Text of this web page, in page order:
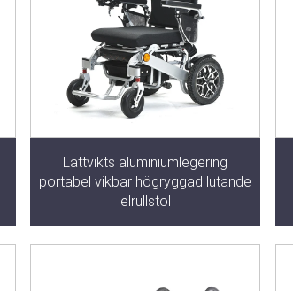
Lättvikts aluminiumlegering
portabel vikbar högryggad lutande
elrullstol